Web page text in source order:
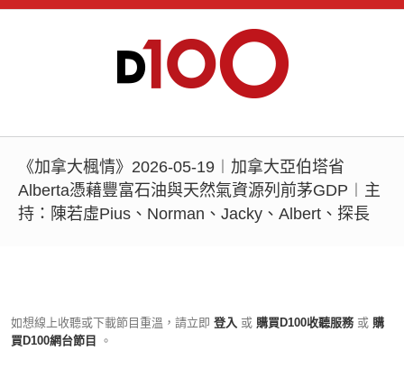
《加拿大楓情》2026-05-19︱加拿大亞伯塔省
Alberta憑藉豐富石油與天然氣資源列前茅GDP︱主
持：陳若虛Pius、Norman、Jacky、Albert、探長
如想線上收聽或下載節目重溫，請立即 登入 或 購買D100收聽服務 或 購
買D100網台節目
。